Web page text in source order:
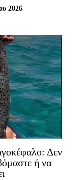
2026
Δεν
ή να